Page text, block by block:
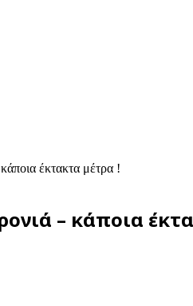
έκτακτα μέτρα !
– κάποια